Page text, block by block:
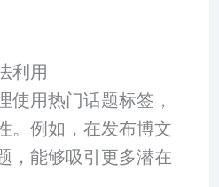
利用
使用热门话题标签，
。例如，在发布博文
，能够吸引更多潜在